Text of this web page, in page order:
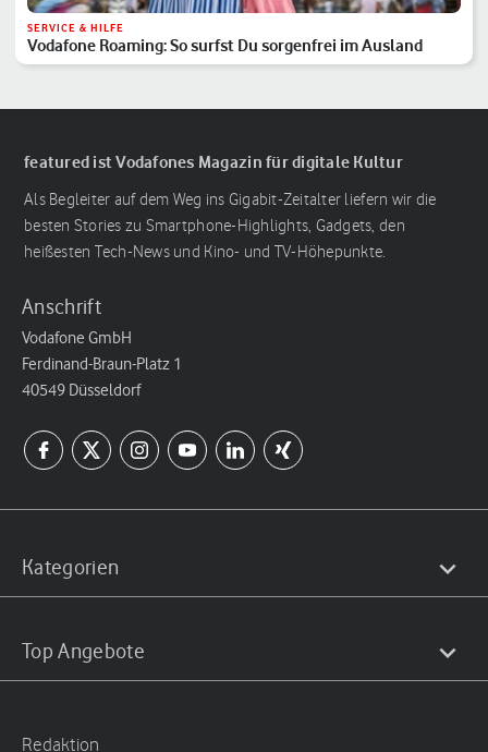
SERVICE & HILFE
Vodafone Roaming: So surfst Du sorgenfrei im Ausland
featured ist Vodafones Magazin für digitale Kultur
Als Begleiter auf dem Weg ins Gigabit-Zeitalter liefern wir die
besten Stories zu Smartphone-Highlights, Gadgets, den
heißesten Tech-News und Kino- und TV-Höhepunkte.
Anschrift
Vodafone GmbH
Ferdinand-Braun-Platz 1
40549 Düsseldorf
Kategorien
Top Angebote
Redaktion